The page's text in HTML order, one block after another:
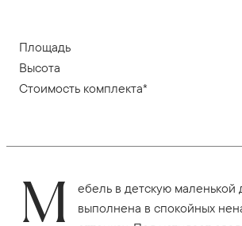
Площадь
Высота
Стоимость комплекта*
М
ебель в детскую маленькой
выполнена в спокойных